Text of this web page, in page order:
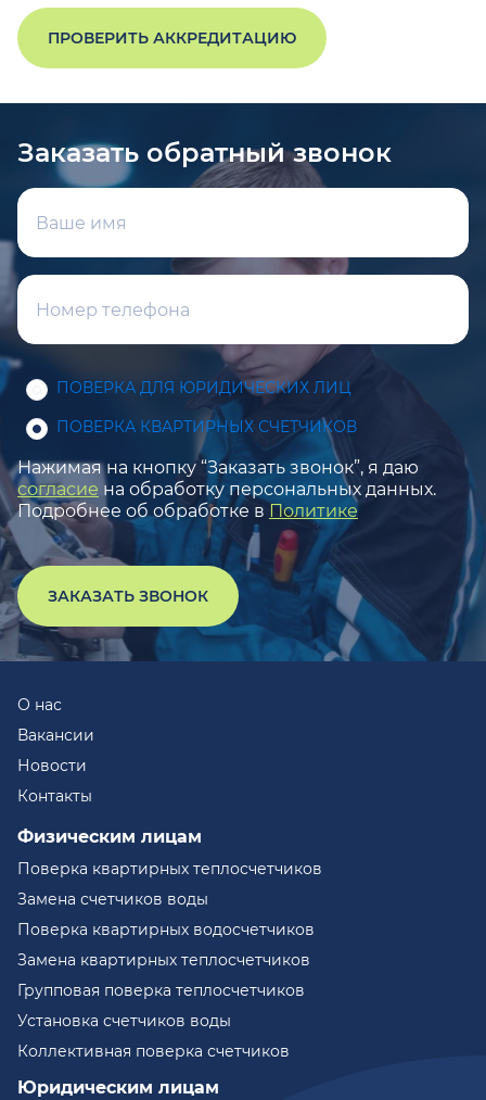
ПРОВЕРИТЬ АККРЕДИТАЦИЮ
Заказать обратный звонок
ПОВЕРКА ДЛЯ ЮРИДИЧЕСКИХ ЛИЦ
ПОВЕРКА КВАРТИРНЫХ СЧЕТЧИКОВ
Нажимая на кнопку “Заказать звонок”, я даю
согласие на обработку персональных данных.
Подробнее об обработке в Политике
ЗАКАЗАТЬ ЗВОНОК
О нас
Вакансии
Новости
Контакты
Физическим лицам
Поверка квартирных теплосчетчиков
Замена счетчиков воды
Поверка квартирных водосчетчиков
Замена квартирных теплосчетчиков
Групповая поверка теплосчетчиков
Установка счетчиков воды
Коллективная поверка счетчиков
Юридическим лицам